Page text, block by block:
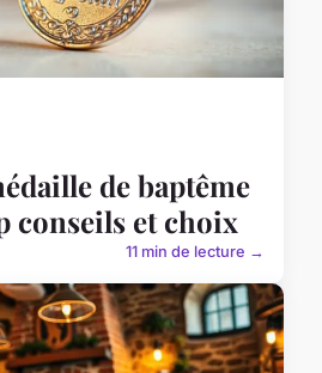
de baptême
conseils et choix
11 min de lecture →